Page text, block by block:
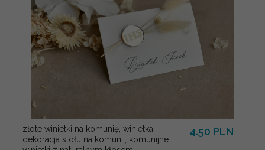
złote winietki na komunię, winietka
dekoracja stołu na komunii, komunijne
4.50 PLN